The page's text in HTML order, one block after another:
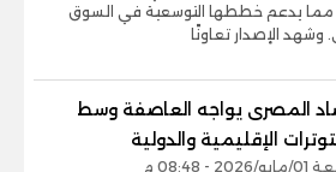
مما يدعم خططها التوسعية في السوق
وشهد الإصدار تعاونًا
المصرى يواجه العاصفة وسط
الإقليمية والدولية
- 08:48 م